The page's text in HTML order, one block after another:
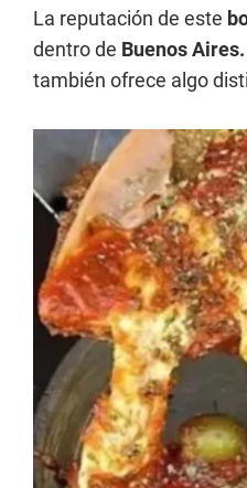
La reputación de este
dentro de Buenos Aires.
también ofrece algo